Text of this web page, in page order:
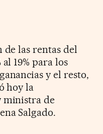
de las rentas del
19% para los
y el resto,
hoy la
ministra de
Salgado.